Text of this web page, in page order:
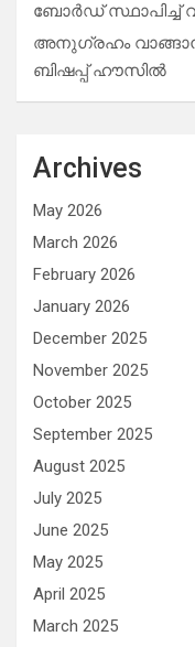
ബോർഡ് സ്ഥാപിച്ച്
അനുഗ്രഹം
ബിഷപ്പ് ഹൗസില്‍
Archives
May 2026
March 2026
February 2026
January 2026
December 2025
November 2025
October 2025
September 2025
August 2025
July 2025
June 2025
May 2025
April 2025
March 2025